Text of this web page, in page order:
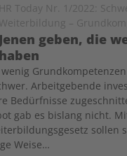
HR Today Nr. 1/2022:
Weiterbildung –
Jenen geben, die
haben
Arbeitgebende
Bedürfnisse
gab es bislang nicht.
sollen
Weise…